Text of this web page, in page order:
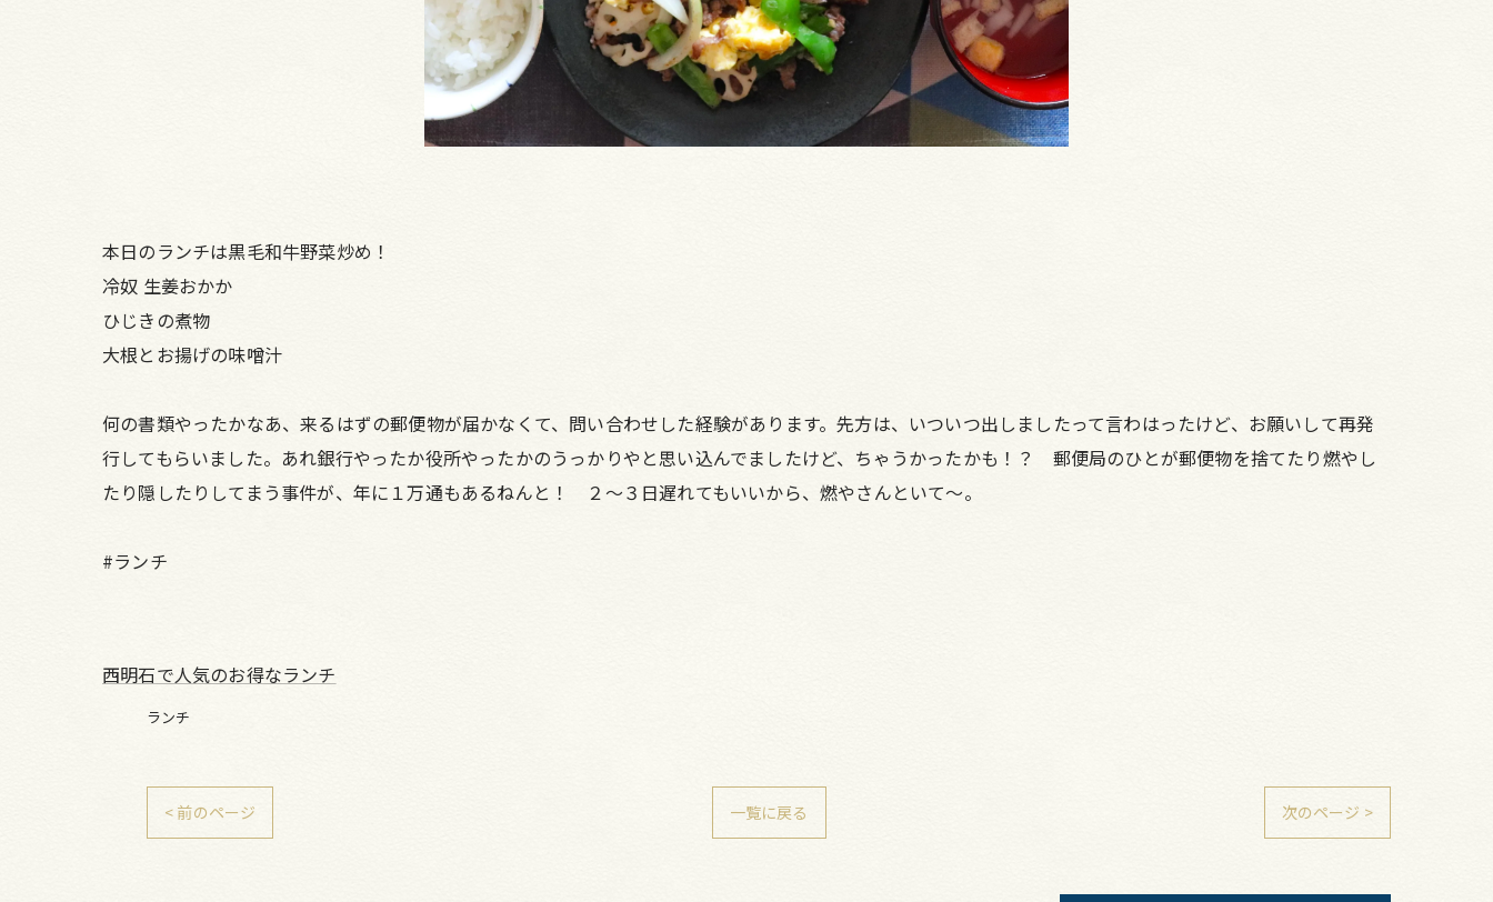
本日のランチは黒毛和牛野菜炒め！
冷奴 生姜おかか
ひじきの煮物
大根とお揚げの味噌汁
何の書類やったかなあ、来るはずの郵便物が届かなくて、問い合わせした経験があります。先方は、いついつ出しましたって言わはったけど、お願いして再発
行してもらいました。あれ銀行やったか役所やったかのうっかりやと思い込んでましたけど、ちゃうかったかも！？ 郵便局のひとが郵便物を捨てたり燃やし
たり隠したりしてまう事件が、年に１万通もあるねんと！ ２～３日遅れてもいいから、燃やさんといて～。
#ランチ
西明石で人気のお得なランチ
ランチ
< 前のページ 一覧に戻る 次のページ >